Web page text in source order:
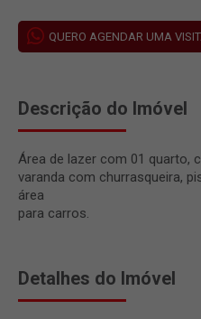
QUERO AGENDAR UMA
Descrição do Imóvel
Área de lazer com 01 quarto,
varanda com churrasqueira,
área
para carros.
Detalhes do Imóvel